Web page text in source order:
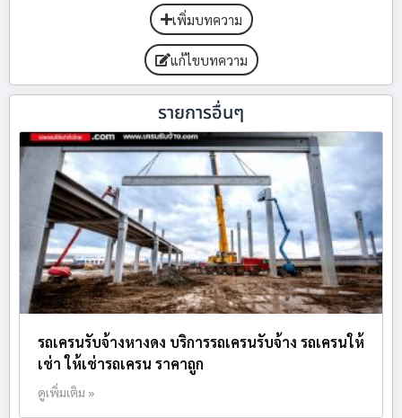
เพิ่มบทความ
แก้ไขบทความ
รายการอื่นๆ
รถเครนรับจ้างหางดง บริการรถเครนรับจ้าง รถเครนให้
เช่า ให้เช่ารถเครน ราคาถูก
ดูเพิ่มเติม »